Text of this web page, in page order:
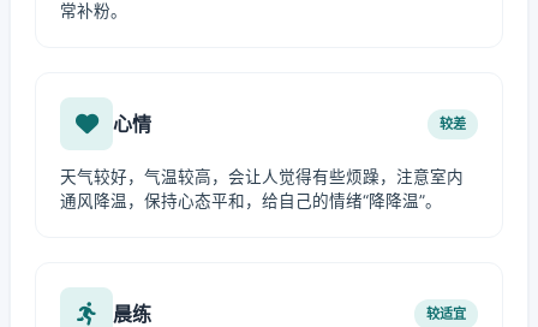
常补粉。
心情 较差
天气较好，气温较高，会让人觉得有些烦躁，注意室内
通风降温，保持心态平和，给自己的情绪“降降温”。
晨练 较适宜